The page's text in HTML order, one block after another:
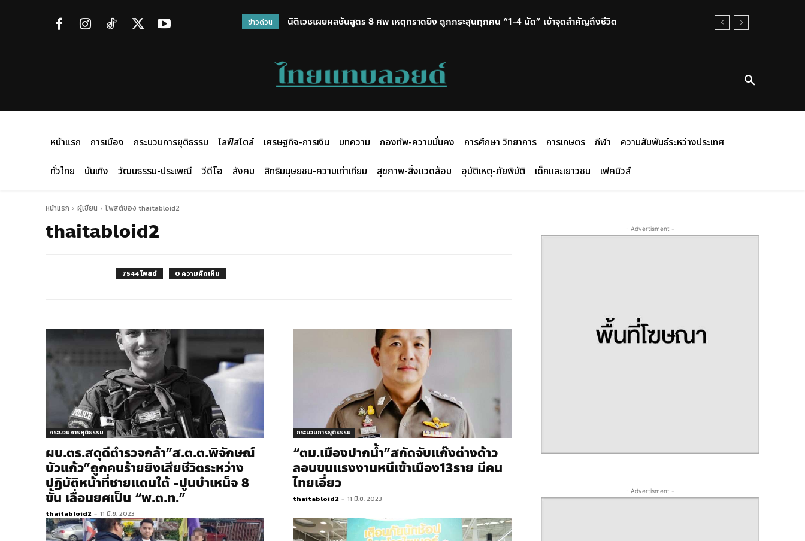
ข่าวด่วน นิติเวชเผยผลชันสูตร 8 ศพ เหตุกราดยิง ถูกกระสุนทุกคน “1-4 นัด” เข้าจุดสำคัญถึงชีวิต
จับยาบ้า 4 ล้านเม็ด! นรข.สกัดล็อตใหญ่ริมโขงนครพนม มูลค่าประมาณ 200 ล้านบาท
หน้าแรก การเมือง กระบวนการยุติธรรม ไลฟ์สไตล์ เศรษฐกิจ-การเงิน บทความ กองทัพ-ความมั่นคง การศึกษา วิทยาการ การเกษตร กีฬา
ความสัมพันธ์ระหว่างประเทศ
ทั่วไทย
บันเทิง วัฒนธรรม-ประเพณี วีดีโอ สังคม สิทธิมนุษยชน-ความเท่าเทียม สุขภาพ-สิ่งแวดล้อม อุบัติเหตุ-ภัยพิบัติ เด็กและเยาวชน เฟคนิวส์
หน้าแรก ผู้เขียน โพสต์ของ thaitabloid2
thaitabloid2
7544 โพสต์ 0 ความคิดเห็น
กระบวนการยุติธรรม
ผบ.ตร.สดุดีตำรวจกล้า”ส.ต.ต.พิจักษณ์
บัวแก้ว”ถูกคนร้ายยิงเสียชีวิตระหว่าง
ปฏิบัติหน้าที่ชายแดนใต้ -​ปูนบำเหน็จ 8
ขั้น เลื่อนยศเป็น “พ.ต.ท.”
thaitabloid2 - 11 มิ.ย. 2023
กระบวนการยุติธรรม
“ตม.เมืองปากน้ำ”สกัดจับแก๊งต่างด้าว
ลอบขนแรงงานหนีเข้าเมือง13ราย มีคน
ไทยเอี่ยว
thaitabloid2 - 11 มิ.ย. 2023
- Advertisment -
- Advertisment -